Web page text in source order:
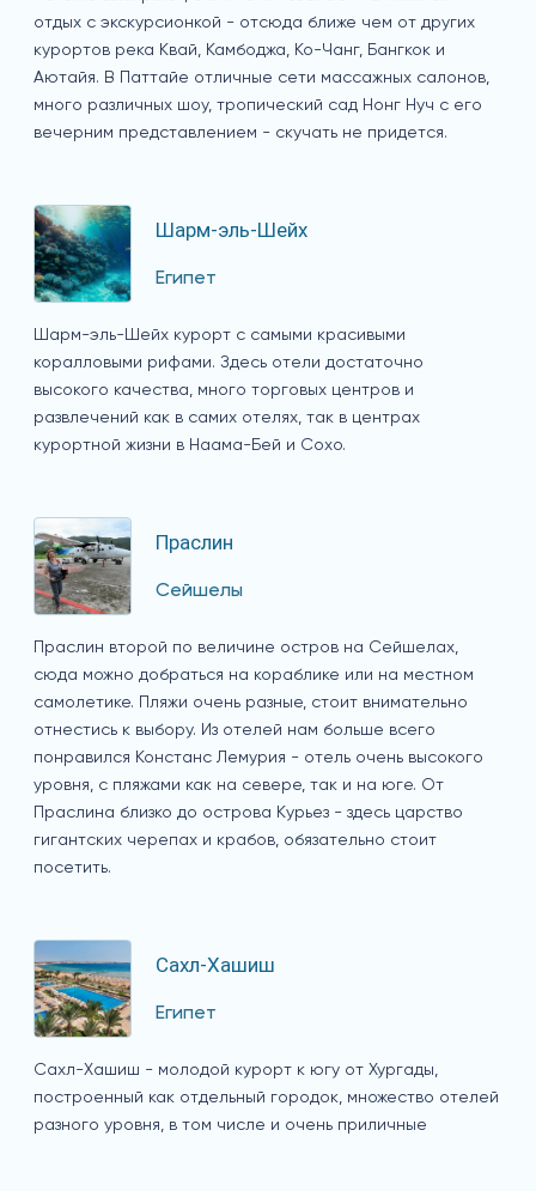
отдых с экскурсионкой - отсюда ближе чем от других
курортов река Квай, Камбоджа, Ко-Чанг, Бангкок и
Аютайя. В Паттайе отличные сети массажных салонов,
много различных шоу, тропический сад Нонг Нуч с его
вечерним представлением - скучать не придется.
Шарм-эль-Шейх
Египет
Шарм-эль-Шейх курорт с самыми красивыми
коралловыми рифами. Здесь отели достаточно
высокого качества, много торговых центров и
развлечений как в самих отелях, так в центрах
курортной жизни в Наама-Бей и Сохо.
Праслин
Сейшелы
Праслин второй по величине остров на Сейшелах,
сюда можно добраться на кораблике или на местном
самолетике. Пляжи очень разные, стоит внимательно
отнестись к выбору. Из отелей нам больше всего
понравился Констанс Лемурия - отель очень высокого
уровня, с пляжами как на севере, так и на юге. От
Праслина близко до острова Курьез - здесь царство
гигантских черепах и крабов, обязательно стоит
посетить.
Сахл-Хашиш
Египет
Сахл-Хашиш - молодой курорт к югу от Хургады,
построенный как отдельный городок, множество отелей
разного уровня, в том числе и очень приличные